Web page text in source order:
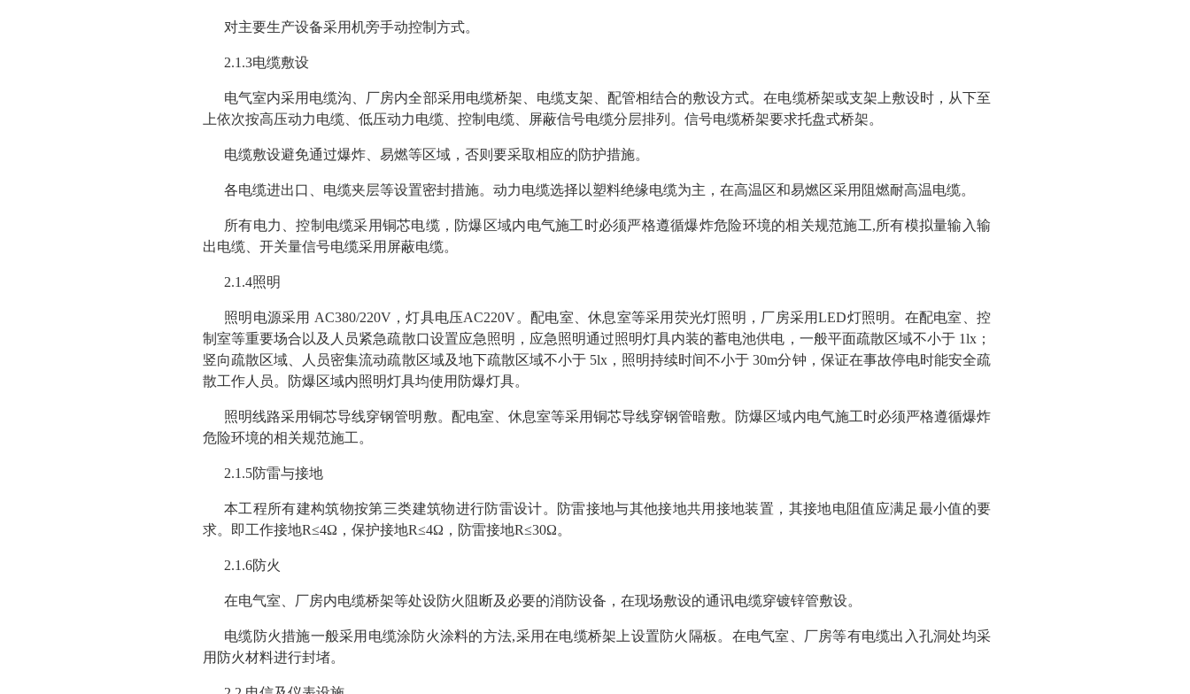
对主要生产设备采用机旁手动控制方式。
2.1.3电缆敷设
电气室内采用电缆沟、厂房内全部采用电缆桥架、电缆支架、配管相结合的敷设方式。在电缆桥架或支架上敷设时，从下至
上依次按高压动力电缆、低压动力电缆、控制电缆、屏蔽信号电缆分层排列。信号电缆桥架要求托盘式桥架。
电缆敷设避免通过爆炸、易燃等区域，否则要采取相应的防护措施。
各电缆进出口、电缆夹层等设置密封措施。动力电缆选择以塑料绝缘电缆为主，在高温区和易燃区采用阻燃耐高温电缆。
所有电力、控制电缆采用铜芯电缆，防爆区域内电气施工时必须严格遵循爆炸危险环境的相关规范施工,所有模拟量输入输
出电缆、开关量信号电缆采用屏蔽电缆。
2.1.4照明
照明电源采用 AC380/220V，灯具电压AC220V。配电室、休息室等采用荧光灯照明，厂房采用LED灯照明。在配电室、控
制室等重要场合以及人员紧急疏散口设置应急照明，应急照明通过照明灯具内装的蓄电池供电，一般平面疏散区域不小于 1lx；
竖向疏散区域、人员密集流动疏散区域及地下疏散区域不小于 5lx，照明持续时间不小于 30m分钟，保证在事故停电时能安全疏
散工作人员。防爆区域内照明灯具均使用防爆灯具。
照明线路采用铜芯导线穿钢管明敷。配电室、休息室等采用铜芯导线穿钢管暗敷。防爆区域内电气施工时必须严格遵循爆炸
危险环境的相关规范施工。
2.1.5防雷与接地
本工程所有建构筑物按第三类建筑物进行防雷设计。防雷接地与其他接地共用接地装置，其接地电阻值应满足最小值的要
求。即工作接地R≤4Ω，保护接地R≤4Ω，防雷接地R≤30Ω。
2.1.6防火
在电气室、厂房内电缆桥架等处设防火阻断及必要的消防设备，在现场敷设的通讯电缆穿镀锌管敷设。
电缆防火措施一般采用电缆涂防火涂料的方法,采用在电缆桥架上设置防火隔板。在电气室、厂房等有电缆出入孔洞处均采
用防火材料进行封堵。